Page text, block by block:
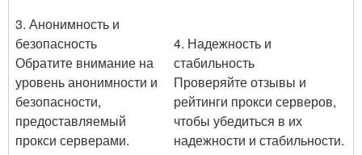
3. Анонимность и
безопасность
Обратите внимание на
уровень анонимности и
безопасности,
предоставляемый
прокси серверами.
4. Надежность и
стабильность
Проверяйте отзывы и
рейтинги прокси серверов,
чтобы убедиться в их
надежности и стабильности.